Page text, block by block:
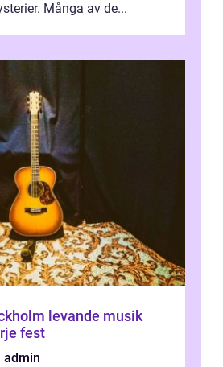
Många av de...
musik
fest
admin